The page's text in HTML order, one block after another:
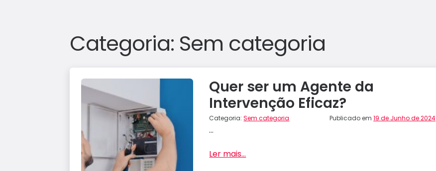
Categoria: Sem categoria
Quer ser um Agente da
Intervenção Eficaz?
Categoria:Sem categoria Publicado em19 de Junho de 2024
...
Ler mais...